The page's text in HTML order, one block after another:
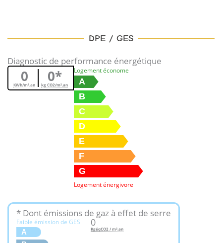
DPE / GES
Diagnostic de performance énergétique
0
KWh/m².an 0*
kg CO2/m².an
Logement économe
A
B
C
D
E
F
G
Logement énergivore
* Dont émissions de gaz à effet de serre
Faible émission de GES
A
0
KgéqCO2 / m².an